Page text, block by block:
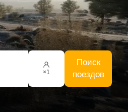
×1
Поиск
поездов